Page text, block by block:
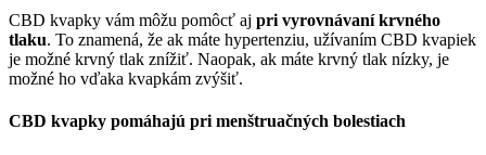
CBD kvapky vám môžu pomôcť aj pri vyrovnávaní krvného
tlaku. To znamená, že ak máte hypertenziu, užívaním CBD kvapiek
je možné krvný tlak znížiť. Naopak, ak máte krvný tlak nízky, je
možné ho vďaka kvapkám zvýšiť.
CBD kvapky pomáhajú pri menštruačných bolestiach